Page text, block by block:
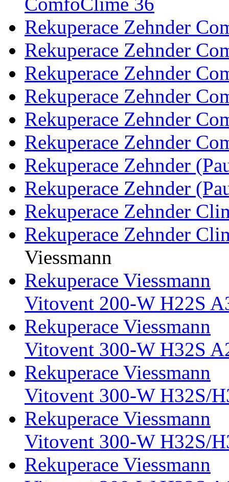
Rekuperace Zehnder
Rekuperace Zehnder
Rekuperace Zehnder
Rekuperace Zehnder
Rekuperace Zehnder
Rekuperace Zehnder
Rekuperace Zehnder
Rekuperace Zehnder
Rekuperace Zehnder
Rekuperace Zehnder
Viessmann
Rekuperace Viessmann
Vitovent 200-W H22S
Rekuperace Viessmann
Vitovent 300-W H32S
Rekuperace Viessmann
Vitovent 300-W H32S/
Rekuperace Viessmann
Vitovent 300-W H32S/
Rekuperace Viessmann